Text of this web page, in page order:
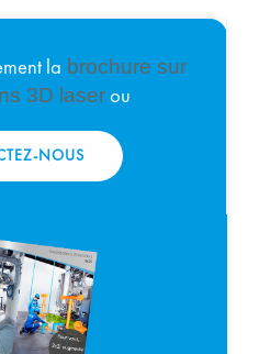
la brochure sur
3D laserou
NOUS